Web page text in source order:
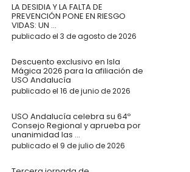
LA DESIDIA Y LA FALTA DE
PREVENCIÓN PONE EN RIESGO
VIDAS: UN ...
publicado el 3 de agosto de 2026
Descuento exclusivo en Isla
Mágica 2026 para la afiliación de
USO Andalucía
publicado el 16 de junio de 2026
USO Andalucía celebra su 64º
Consejo Regional y aprueba por
unanimidad las ...
publicado el 9 de julio de 2026